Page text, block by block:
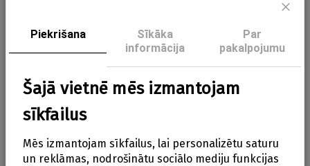
SlideTech®2 sistēma balstīta uz FamilyFix
Slide Pro bāzes – mehānisms, kas
izvelkas līdz 27 cm
Ergonomisks rokturis
Piekrišana
Šajā vietnē mēs izmantojam
sīkfailus
Mēs izmantojam sīkfailus, lai personalizētu saturu
un reklāmas, nodrošinātu sociālo mediju funkcijas
Sīkāka
informācija
Par
pakalpojumu